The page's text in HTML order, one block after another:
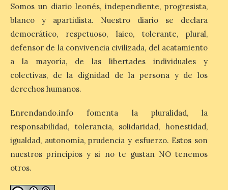
Esta medida afecta a los
espectáculos nocturnos
Diana previstos para los
días 8, 15 y 22 de agosto,
así como al encendido extraordinario del
día 25. La reserva de agua en el estanque
«El Mar», […]
El Descenso Internacional
del Sella arranca con el
homenaje a los campeones
y el izado de las banderas
autonómicas
6 Ago 2026
Somos un diario leonés, independiente, progresista,
blanco y apartidista. Nuestro diario se declara
democrático, respetuoso, laico, tolerante, plural,
defensor de la convivencia civilizada, del acatamiento
a la mayoría, de las libertades individuales y
colectivas, de la dignidad de la persona y de los
derechos humanos.
Enrendando.info fomenta la pluralidad, la
responsabilidad, tolerancia, solidaridad, honestidad,
igualdad, autonomía, prudencia y esfuerzo. Estos son
nuestros principios y si no te gustan NO tenemos
otros.